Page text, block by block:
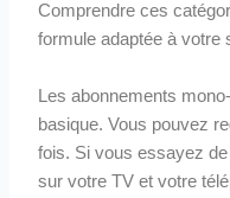
Comprendre ces
formule adaptée à votre
Les abonnements
basique. Vous pouvez
fois. Si vous essayez
sur votre TV et votre